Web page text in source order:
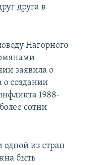
друга в
Нагорного
заявила о
о создании
1988-
сотни
одной из стран
быть